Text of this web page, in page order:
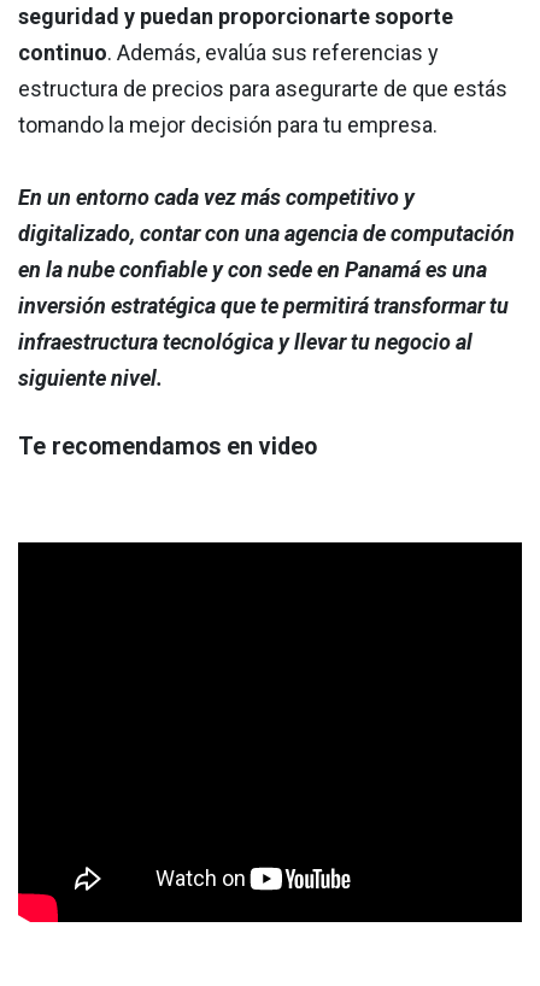
seguridad y puedan proporcionarte soporte
continuo. Además, evalúa sus referencias y
estructura de precios para asegurarte de que estás
tomando la mejor decisión para tu empresa.
En un entorno cada vez más competitivo y
digitalizado, contar con una agencia de computación
en la nube confiable y con sede en Panamá es una
inversión estratégica que te permitirá transformar tu
infraestructura tecnológica y llevar tu negocio al
siguiente nivel.
Te recomendamos en video